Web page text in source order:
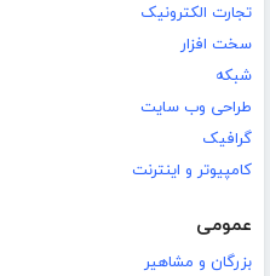
تجارت الکترونیک
سخت افزار
شبکه
طراحی وب سایت
گرافیک
کامپیوتر و اینترنت
عمومی
بزرگان و مشاهیر